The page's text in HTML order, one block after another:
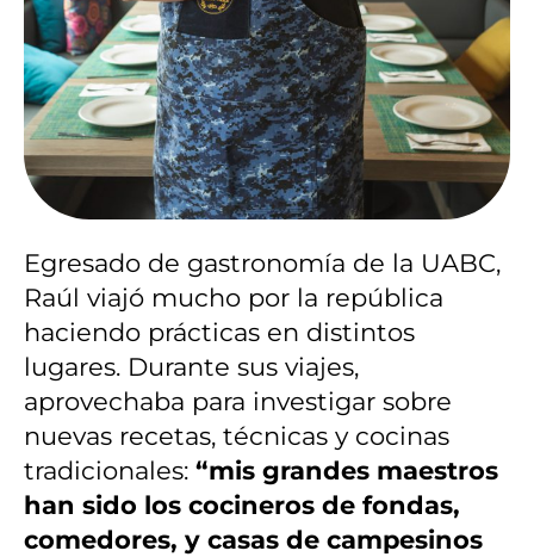
Egresado de gastronomía de la UABC,
Raúl viajó mucho por la república
haciendo prácticas en distintos
lugares. Durante sus viajes,
aprovechaba para investigar sobre
nuevas recetas, técnicas y cocinas
tradicionales: “mis grandes maestros
han sido los cocineros de fondas,
comedores, y casas de campesinos